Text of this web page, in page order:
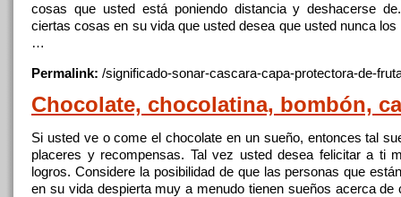
cosas que usted está poniendo distancia y deshacerse
ciertas cosas en su vida que usted desea que usted nunca los
…
Permalink: /significado-sonar-cascara-capa-protectora-de-
Chocolate, chocolatina, bombón,
Si usted ve o come el chocolate en un sueño, entonces tal
placeres y recompensas. Tal vez usted desea felicitar a ti
logros. Considere la posibilidad de que las personas que
en su vida despierta muy a menudo tienen sueños acerca de